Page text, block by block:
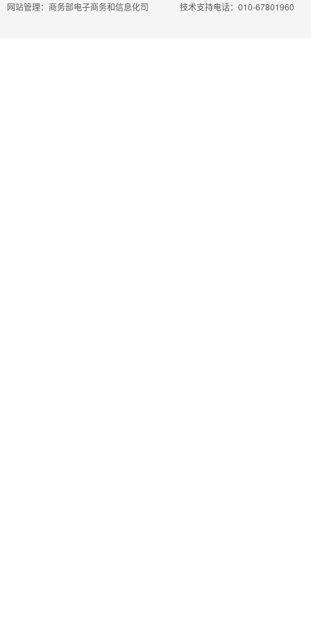
网站管理：商务部电子商务和信息化司
技术支持电话：010-67801960